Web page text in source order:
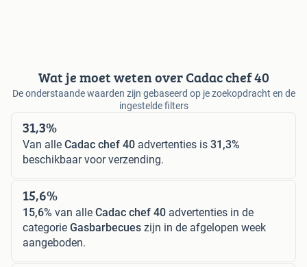
Wat je moet weten over Cadac chef 40
De onderstaande waarden zijn gebaseerd op je zoekopdracht en de
ingestelde filters
31,3%
Van alle Cadac chef 40 advertenties is 31,3%
beschikbaar voor verzending.
15,6%
15,6% van alle Cadac chef 40 advertenties in de
categorie Gasbarbecues zijn in de afgelopen week
aangeboden.